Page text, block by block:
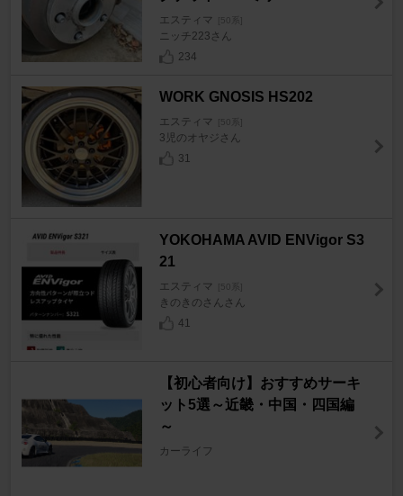
エスティマ [50系]
ニッチ223さん
234
WORK GNOSIS HS202
エスティマ [50系]
3児のオヤジさん
31
YOKOHAMA AVID ENVigor S3
21
エスティマ [50系]
きのきのさんさん
41
【初心者向け】おすすめサーキ
ット5選～近畿・中国・四国編
～
カーライフ